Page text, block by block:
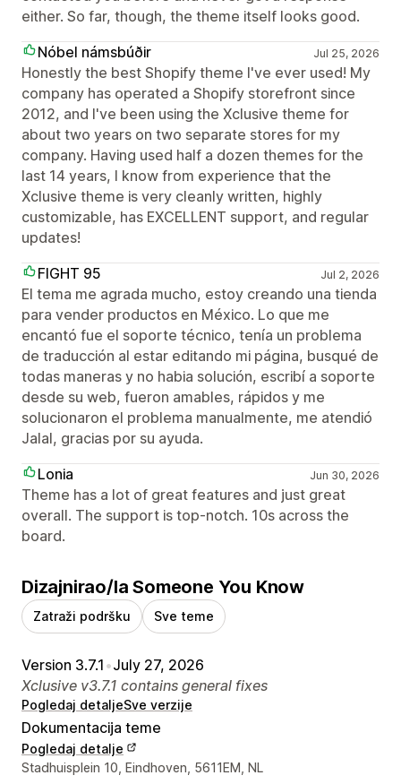
either. So far, though, the theme itself looks good.
Nóbel námsbúðir
Jul 25, 2026
Honestly the best Shopify theme I've ever used! My
company has operated a Shopify storefront since
2012, and I've been using the Xclusive theme for
about two years on two separate stores for my
company. Having used half a dozen themes for the
last 14 years, I know from experience that the
Xclusive theme is very cleanly written, highly
customizable, has EXCELLENT support, and regular
updates!
FIGHT 95
Jul 2, 2026
El tema me agrada mucho, estoy creando una tienda
para vender productos en México. Lo que me
encantó fue el soporte técnico, tenía un problema
de traducción al estar editando mi página, busqué de
todas maneras y no habia solución, escribí a soporte
desde su web, fueron amables, rápidos y me
solucionaron el problema manualmente, me atendió
Jalal, gracias por su ayuda.
Lonia
Jun 30, 2026
Theme has a lot of great features and just great
overall. The support is top-notch. 10s across the
board.
Dizajnirao/la Someone You Know
Zatraži podršku Sve teme
Version 3.7.1 •July 27, 2026
Xclusive v3.7.1 contains general fixes
Pogledaj detaljeSve verzije
Dokumentacija teme
Pogledaj detalje
Podaci za kontakt dizajnera
Stadhuisplein 10, Eindhoven, 5611EM, NL